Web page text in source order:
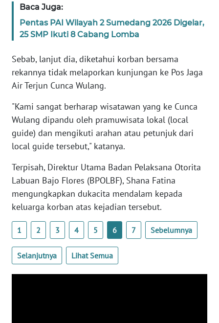
Baca Juga:
Pentas PAI Wilayah 2 Sumedang 2026 Digelar,
25 SMP Ikuti 8 Cabang Lomba
Sebab, lanjut dia, diketahui korban bersama
rekannya tidak melaporkan kunjungan ke Pos Jaga
Air Terjun Cunca Wulang.
"Kami sangat berharap wisatawan yang ke Cunca
Wulang dipandu oleh pramuwisata lokal (local
guide) dan mengikuti arahan atau petunjuk dari
local guide tersebut," katanya.
Terpisah, Direktur Utama Badan Pelaksana Otorita
Labuan Bajo Flores (BPOLBF), Shana Fatina
mengungkapkan dukacita mendalam kepada
keluarga korban atas kejadian tersebut.
1 2 3 4 5 6 7 Sebelumnya
Selanjutnya Lihat Semua
KEPRI
PAPUA
WN
BARAT
WN
RIAU
WN
SERAMBI
WN
WN
SULTRA